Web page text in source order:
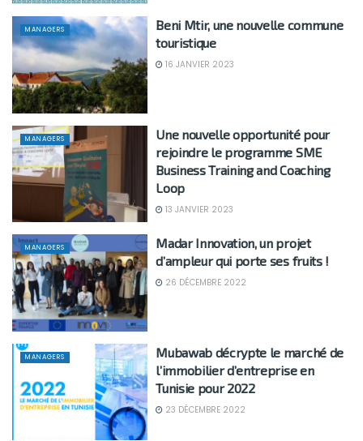
MANAGERS
Beni Mtir, une nouvelle commune
touristique
16 JANVIER 2023
MANAGERS
Une nouvelle opportunité pour
rejoindre le programme SME
Business Training and Coaching
Loop
13 JANVIER 2023
MANAGERS
Madar Innovation, un projet
d’ampleur qui porte ses fruits !
26 DÉCEMBRE 2022
MANAGERS
Mubawab décrypte le marché de
l’immobilier d’entreprise en
Tunisie pour 2022
23 DÉCEMBRE 2022